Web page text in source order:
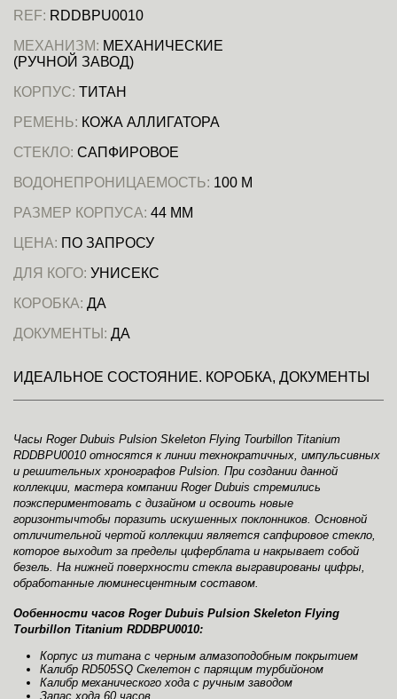
REF: RDDBPU0010
МЕХАНИЗМ: МЕХАНИЧЕСКИЕ
(РУЧНОЙ ЗАВОД)
КОРПУС: ТИТАН
РЕМЕНЬ: КОЖА АЛЛИГАТОРА
СТЕКЛО: САПФИРОВОЕ
ВОДОНЕПРОНИЦАЕМОСТЬ: 100 М
РАЗМЕР КОРПУСА: 44 ММ
ЦЕНА: ПО ЗАПРОСУ
ДЛЯ КОГО: УНИСЕКС
КОРОБКА: ДА
ДОКУМЕНТЫ: ДА
ИДЕАЛЬНОЕ СОСТОЯНИЕ. КОРОБКА, ДОКУМЕНТЫ
Часы Roger Dubuis Pulsion Skeleton Flying Tourbillon Titanium
RDDBPU0010 относятся к линии технократичных, импульсивных
и решительных хронографов Pulsion. При создании данной
коллекции, мастера компании Roger Dubuis стремились
поэкспериментовать с дизайном и освоить новые
горизонтычтобы поразить искушенных поклонников. Основной
отличительной чертой коллекции является сапфировое стекло,
которое выходит за пределы циферблата и накрывает собой
безель. На нижней поверхности стекла выгравированы цифры,
обработанные люминесцентным составом.
Ообенности часов Roger Dubuis Pulsion Skeleton Flying
Tourbillon Titanium RDDBPU0010:
Корпус из титана с черным алмазоподобным покрытием
Калибр RD505SQ Скелетон с парящим турбийоном
Калибр механического хода с ручным заводом
Запас хода 60 часов